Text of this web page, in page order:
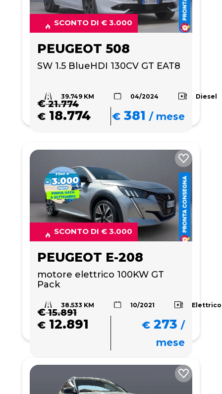
SCONTO DI € 3.000
PEUGEOT 508
SW 1.5 BlueHDI 130CV GT EAT8
39.749 KM 04/2024 Diesel
€21.774
€ 18.774 € 381 /mese
SCONTO DI € 3.000
PEUGEOT E-208
motore elettrico 100KW GT
Pack
38.533 KM 10/2021 Elettrico
€15.891
€ 12.891 € 273 /
mese